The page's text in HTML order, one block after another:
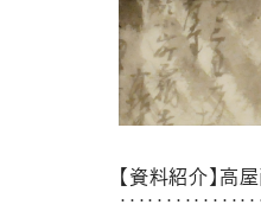
【資料紹介】
・・・・・・・・・・・・・・